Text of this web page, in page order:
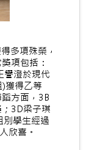
多項殊榮，
項包括：
譽澄於現代
獲得乙等
方面，3B
3D梁子琪
別學生經過
欣喜。